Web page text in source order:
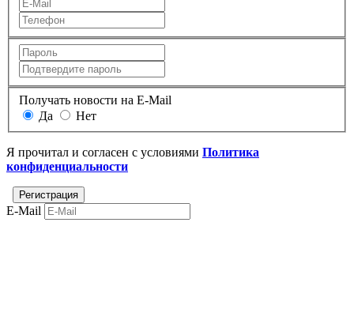
Получать новости на E-Mail
Да
Нет
Я прочитал и согласен с условиями Политика
конфиденциальности
E-Mail